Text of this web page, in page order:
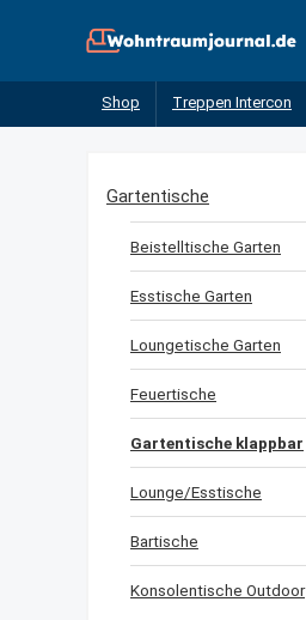
Shop Treppen Intercon
Gartentische
Beistelltische Garten
Esstische Garten
Loungetische Garten
Feuertische
Gartentische klappbar
Lounge/Esstische
Bartische
Konsolentische Outdoor